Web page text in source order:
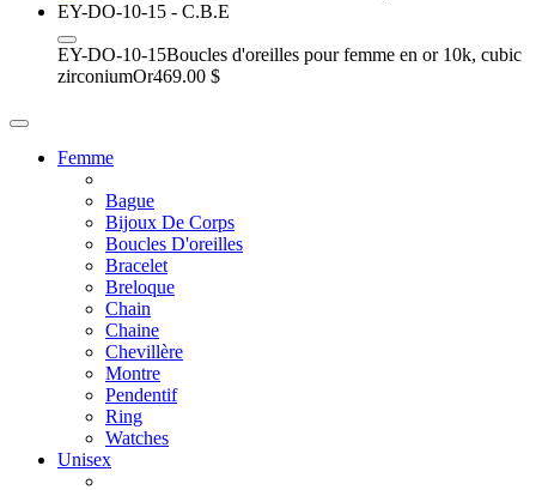
EY-DO-10-15Boucles d'oreilles pour femme en or 10k, cubic
zirconiumOr469.00 $
Femme
Bague
Bijoux De Corps
Boucles D'oreilles
Bracelet
Breloque
Chain
Chaine
Chevillère
Montre
Pendentif
Ring
Watches
Unisex